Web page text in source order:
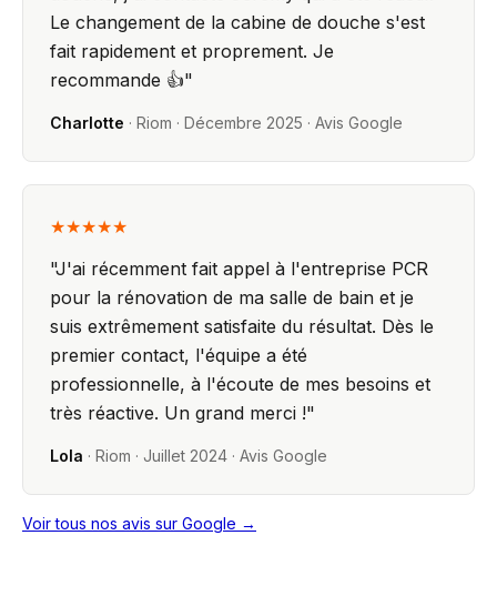
Le changement de la cabine de douche s'est
fait rapidement et proprement. Je
recommande 👍"
Charlotte · Riom · Décembre 2025 · Avis Google
★★★★★
"J'ai récemment fait appel à l'entreprise PCR
pour la rénovation de ma salle de bain et je
suis extrêmement satisfaite du résultat. Dès le
premier contact, l'équipe a été
professionnelle, à l'écoute de mes besoins et
très réactive. Un grand merci !"
Lola · Riom · Juillet 2024 · Avis Google
Voir tous nos avis sur Google →